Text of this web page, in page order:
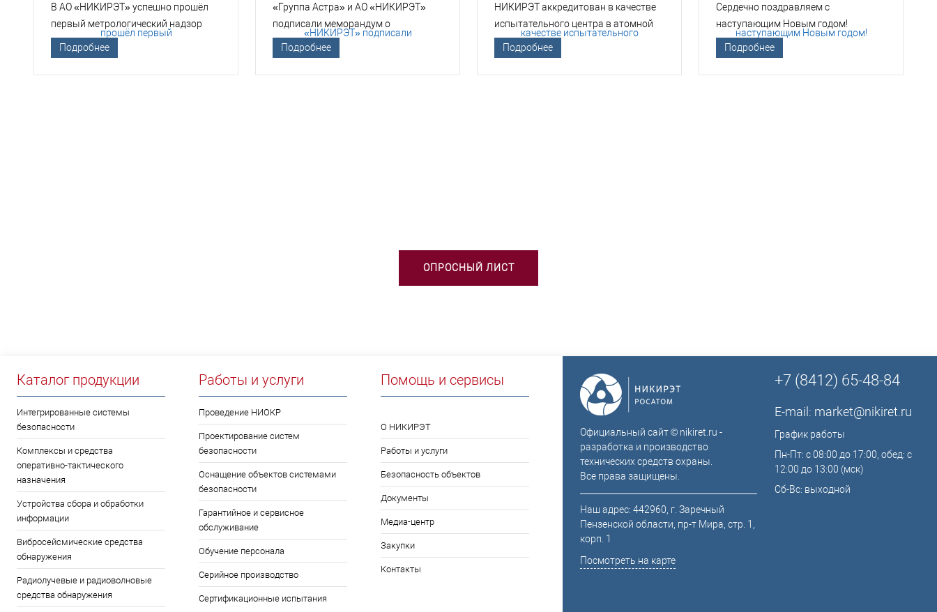
В АО «НИКИРЭТ» успешно прошёл
первый метрологический надзор
Госкорпорации «Росатом»
Подробнее
«Группа Астра» и АО «НИКИРЭТ»
подписали меморандум о
технологическом сотрудничестве
Подробнее
НИКИРЭТ аккредитован в качестве
испытательного центра в атомной
отрасли
Подробнее
Сердечно поздравляем с
наступающим Новым годом!
Подробнее
ОПРОСНЫЙ ЛИСТ
Каталог продукции
Интегрированные системы
безопасности
Комплексы и средства
оперативно-тактического
назначения
Устройства сбора и обработки
информации
Вибросейсмические средства
обнаружения
Радиолучевые и радиоволновые
средства обнаружения
Работы и услуги
Проведение НИОКР
Проектирование систем
безопасности
Оснащение объектов системами
безопасности
Гарантийное и сервисное
обслуживание
Обучение персонала
Серийное производство
Сертификационные испытания
Помощь и сервисы
О НИКИРЭТ
Работы и услуги
Безопасность объектов
Документы
Медиа-центр
Закупки
Контакты
Официальный сайт © nikiret.ru -
разработка и производство
технических средств охраны.
Все права защищены.
Наш адрес: 442960, г. Заречный
Пензенской области, пр-т Мира, стр. 1,
корп. 1
Посмотреть на карте
+7 (8412) 65-48-84
E-mail: market@nikiret.ru
График работы
Пн-Пт: с 08:00 до 17:00, обед: с
12:00 до 13:00 (мск)
Сб-Вс: выходной